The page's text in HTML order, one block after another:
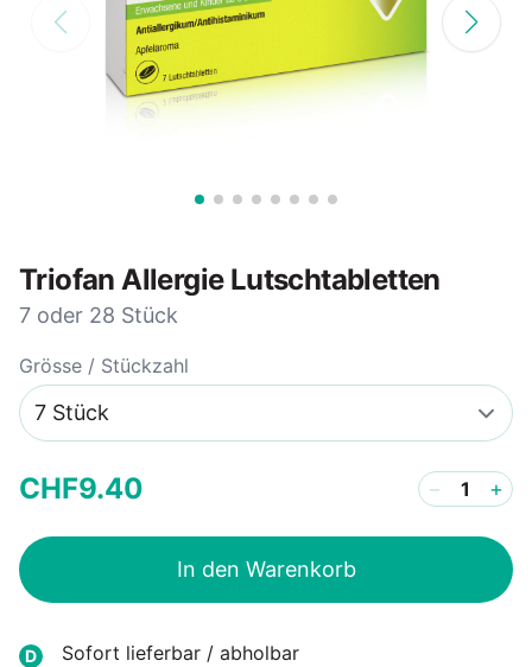
Triofan Allergie Lutschtabletten
7 oder 28 Stück
Grösse / Stückzahl
CHF9.40 − +
In den Warenkorb
D Sofort lieferbar / abholbar